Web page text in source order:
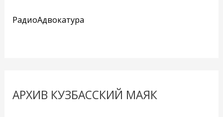
РадиоАдвокатура
АРХИВ КУЗБАССКИЙ МАЯК